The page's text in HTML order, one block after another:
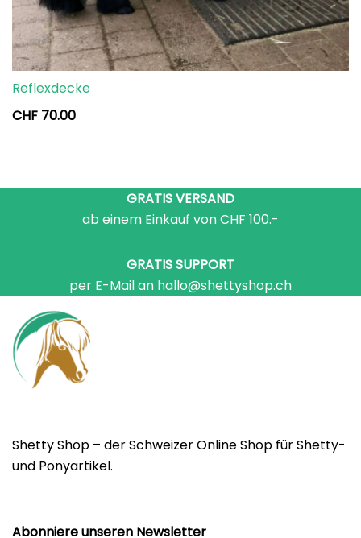
Reflexdecke
CHF 70.00
GRATIS VERSAND
ab einem Einkauf von CHF 100.-
GRATIS SUPPORT
per E-Mail an hallo@shettyshop.ch
Shetty Shop – der Schweizer Online Shop für Shetty-
und Ponyartikel.
Abonniere unseren Newsletter